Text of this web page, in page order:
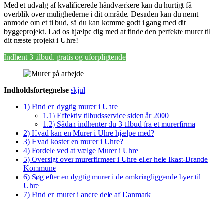
Med et udvalg af kvalificerede håndværkere kan du hurtigt få
overblik over mulighederne i dit område. Desuden kan du nemt
anmode om et tilbud, så du kan komme godt i gang med dit
byggeprojekt. Lad os hjælpe dig med at finde den perfekte murer til
dit næste projekt i Uhre!
Indhent 3 tilbud, gratis og uforpligtende
Indholdsfortegnelse skjul
1) Find en dygtig murer i Uhre
1.1) Effektiv tilbudsservice siden år 2000
1.2) Sådan indhenter du 3 tilbud fra et murerfirma
2) Hvad kan en Murer i Uhre hjælpe med?
3) Hvad koster en murer i Uhre?
4) Fordele ved at vælge Murer i Uhre
5) Oversigt over murerfirmaer i Uhre eller hele Ikast-Brande
Kommune
6) Søg efter en dygtig murer i de omkringliggende byer til
Uhre
7) Find en murer i andre dele af Danmark